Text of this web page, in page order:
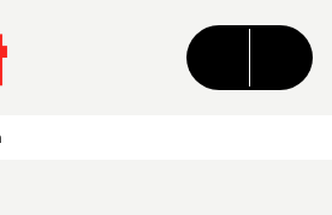
CONTENU